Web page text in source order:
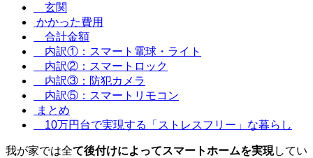
玄関
かかった費用
合計金額
内訳①：スマート電球・ライト
内訳②：スマートロック
内訳③：防犯カメラ
内訳⑤：スマートリモコン
まとめ
10万円台で実現する「ストレスフリー」な暮らし
我が家では全て後付けによってスマートホームを実現してい